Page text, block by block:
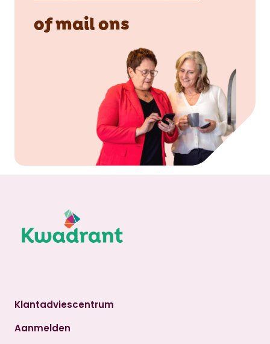
ofmailons
Klantadviescentrum
Aanmelden